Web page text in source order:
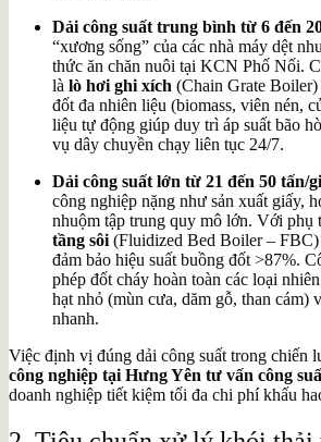
Dải công suất trung bình từ 6 đến
“xương sống” của các nhà máy dệt
thức ăn chăn nuôi tại KCN Phố Nối.
là lò hơi ghi xích (Chain Grate
đốt đa nhiên liệu (biomass, viên nén,
liệu tự động giúp duy trì áp suất bão
vụ dây chuyền chạy liên tục 24/7.
Dải công suất lớn từ 21 đến 50 tấn/
công nghiệp nặng như sản xuất giấy,
nhuộm tập trung quy mô lớn. Với phụ
tầng sôi (Fluidized Bed Boiler –
đảm bảo hiệu suất buồng đốt >87%.
phép đốt cháy hoàn toàn các loại
hạt nhỏ (mùn cưa, dăm gỗ, than cám)
nhanh.
Việc định vị đúng dải công suất trong chiến
công nghiệp tại Hưng Yên tư vấn công
doanh nghiệp tiết kiệm tối đa chi phí khấu